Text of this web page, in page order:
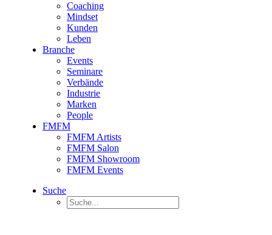
Coaching
Mindset
Kunden
Leben
Branche
Events
Seminare
Verbände
Industrie
Marken
People
FMFM
FMFM Artists
FMFM Salon
FMFM Showroom
FMFM Events
Suche